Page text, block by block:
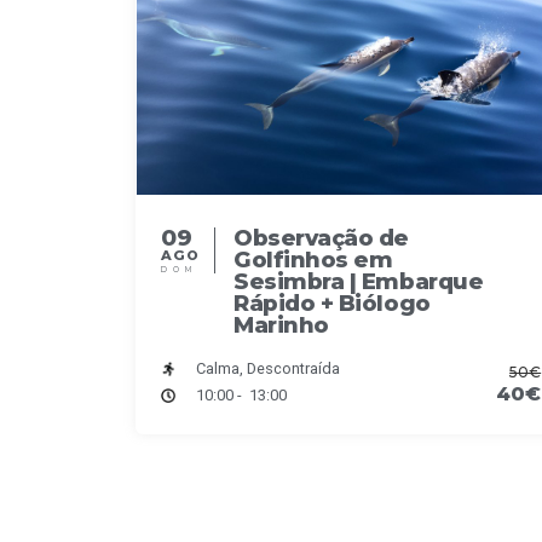
o
s
S
e
S
e
a
c
09
AGO
DOM
Observação de
Golfinhos em
Sesimbra | Embarque
Rápido + Biólogo
Marinho
Calma, Descontraída
10:00 - 13:00
50€
40€